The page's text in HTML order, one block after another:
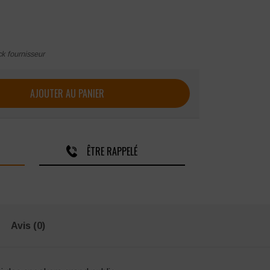
fournisseur
mixte Parade Vision S3 WRU SRC
AJOUTER AU PANIER
ÊTRE RAPPELÉ
Avis (0)